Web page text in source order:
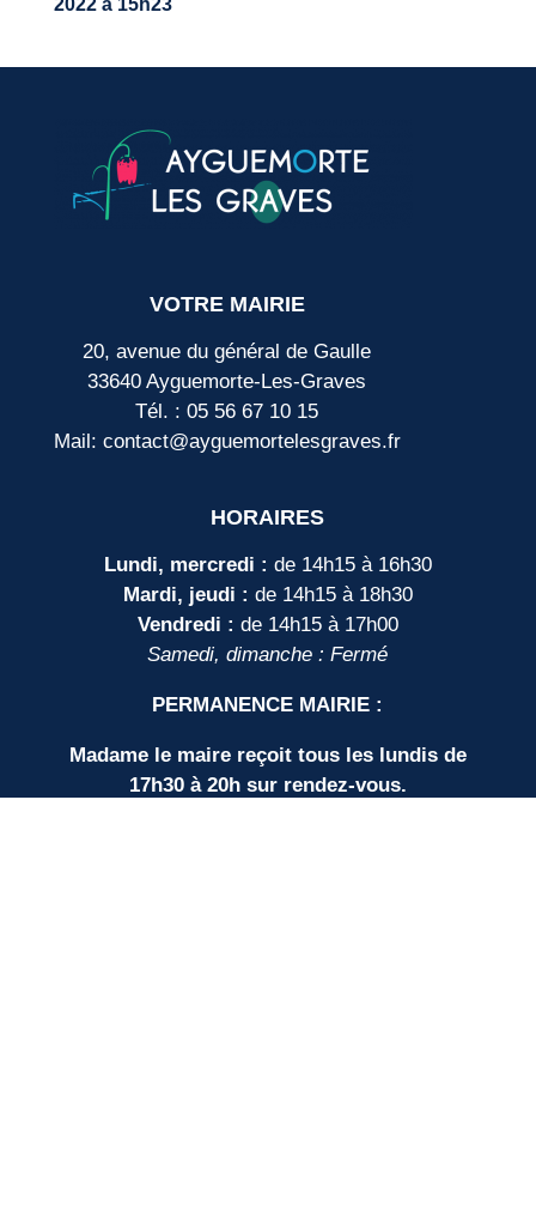
2022 à 15h23
VOTRE MAIRIE
20, avenue du général de Gaulle
33640 Ayguemorte-Les-Graves
Tél. : 05 56 67 10 15
Mail: contact@ayguemortelesgraves.fr
HORAIRES
Lundi, mercredi : de 14h15 à 16h30
Mardi, jeudi : de 14h15 à 18h30
Vendredi : de 14h15 à 17h00
Samedi, dimanche : Fermé
PERMANENCE MAIRIE :
Madame le maire reçoit tous les lundis de
17h30 à 20h sur rendez-vous.